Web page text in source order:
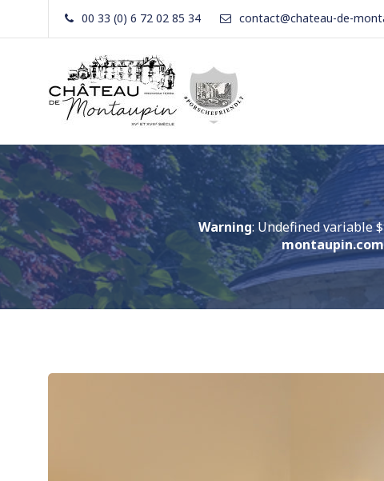
content
00 33 (0) 6 72 02 85 34 contact@chateau-de-
Château De
Montaupin
Votre
séjour
confort
Warning: Undefined variable